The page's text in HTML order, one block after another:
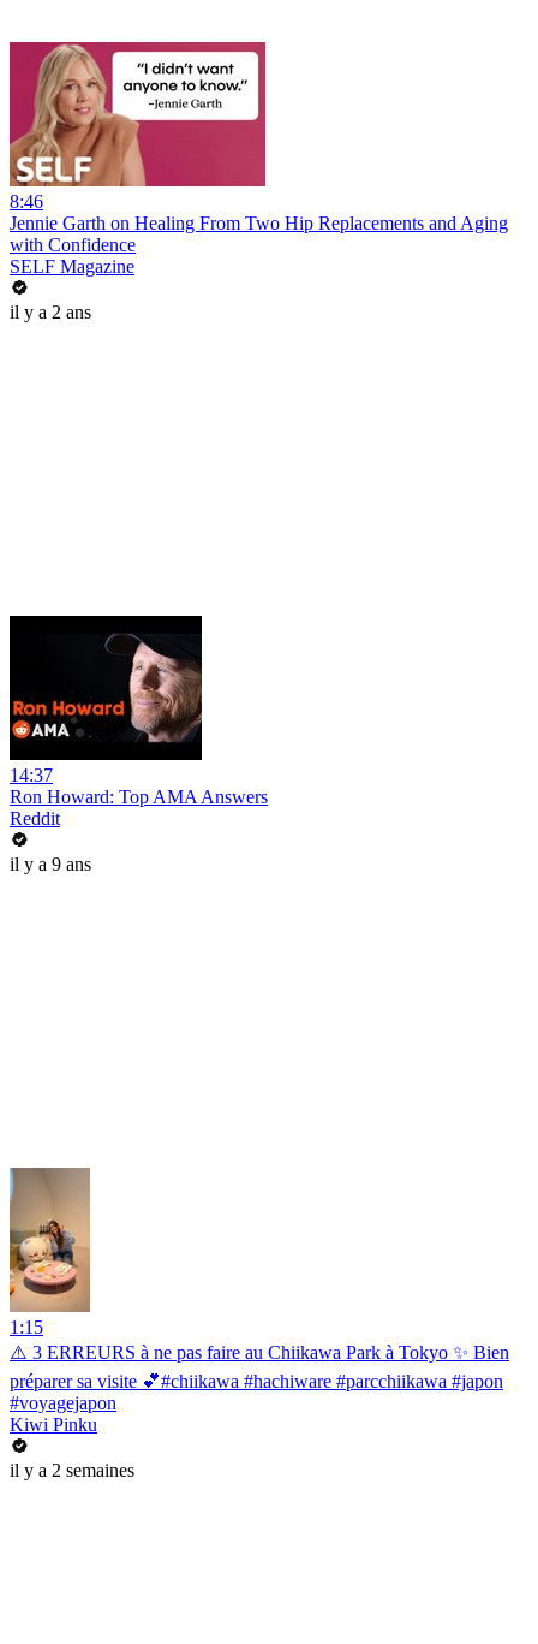
8:46
Jennie Garth on Healing From Two Hip Replacements and Aging
with Confidence
SELF Magazine
il y a 2 ans
14:37
Ron Howard: Top AMA Answers
Reddit
il y a 9 ans
1:15
⚠️ 3 ERREURS à ne pas faire au Chiikawa Park à Tokyo ✨ Bien
préparer sa visite 💕#chiikawa #hachiware #parcchiikawa #japon
#voyagejapon
Kiwi Pinku
il y a 2 semaines